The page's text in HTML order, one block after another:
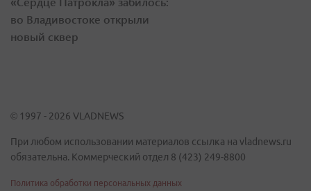
во Владивостоке открыли
новый сквер
© 1997 - 2026 VLADNEWS
При любом использовании материалов ссылка на vladnews.ru
обязательна. Коммерческий отдел 8 (423) 249-8800
Политика обработки персональных данных